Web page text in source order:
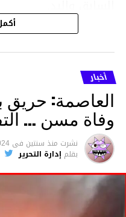
هذا وقد تمكن أعوان
هلال في توقيت
والقبض عليه
ما نُسبه إليه.
متابعة
قسم الاخبار
أخبار
العاصمة:
وفاة مسن …
نشرت منذ سنتين فى
بقلم إدارة التحرير